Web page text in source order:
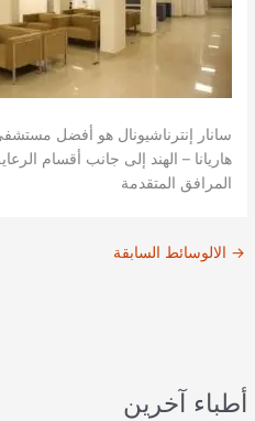
أطباء آخرين
سانار إنترناشيونال هو أفضل
هاريانا – الهند إلى جانب أقسام
المرافق المتقدمة
→ الالوسائط السابقة